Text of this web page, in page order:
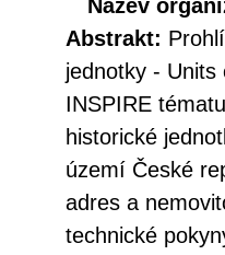
Název
Abstrakt:
jednotky -
INSPIRE
historické
území České
adres a
technické